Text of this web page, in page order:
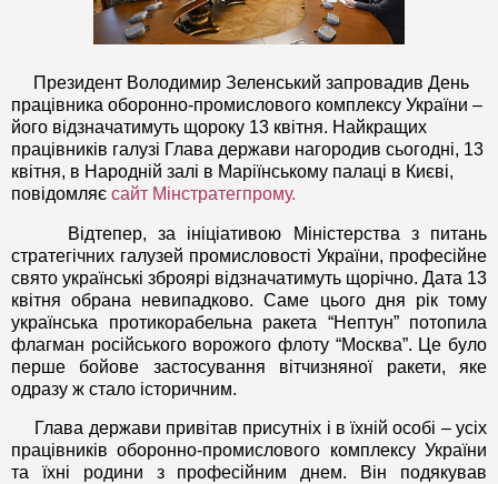
Президент Володимир Зеленський запровадив День
працівника оборонно-промислового комплексу України –
його відзначатимуть щороку 13 квітня. Найкращих
працівників галузі Глава держави нагородив сьогодні, 13
квітня, в Народній залі в Маріїнському палаці в Києві,
повідомляє сайт Мінстратегпрому.
Відтепер, за ініціативою Міністерства з питань
стратегічних галузей промисловості України, професійне
свято українські зброярі відзначатимуть щорічно. Дата 13
квітня обрана невипадково. Саме цього дня рік тому
українська протикорабельна ракета “Нептун” потопила
флагман російського ворожого флоту “Москва”. Це було
перше бойове застосування вітчизняної ракети, яке
одразу ж стало історичним.
Глава держави привітав присутніх і в їхній особі – усіх
працівників оборонно-промислового комплексу України
та їхні родини з професійним днем. Він подякував